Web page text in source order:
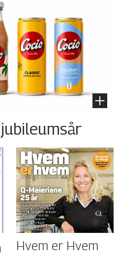
Hvem er Hvem